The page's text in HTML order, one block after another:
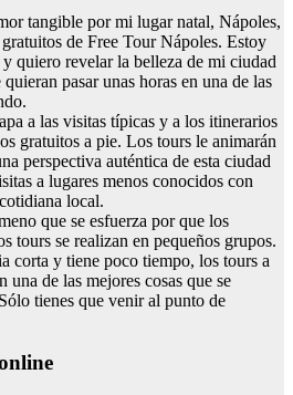
tangible por mi lugar natal, Nápoles,
de Free Tour Nápoles. Estoy
quiero revelar la belleza de mi ciudad
pasar unas horas en una de las
a las visitas típicas y a los itinerarios
gratuitos a pie. Los tours le animarán
perspectiva auténtica de esta ciudad
a lugares menos conocidos con
local.
que se esfuerza por que los
tours se realizan en pequeños grupos.
corta y tiene poco tiempo, los tours a
una de las mejores cosas que se
tienes que venir al punto de